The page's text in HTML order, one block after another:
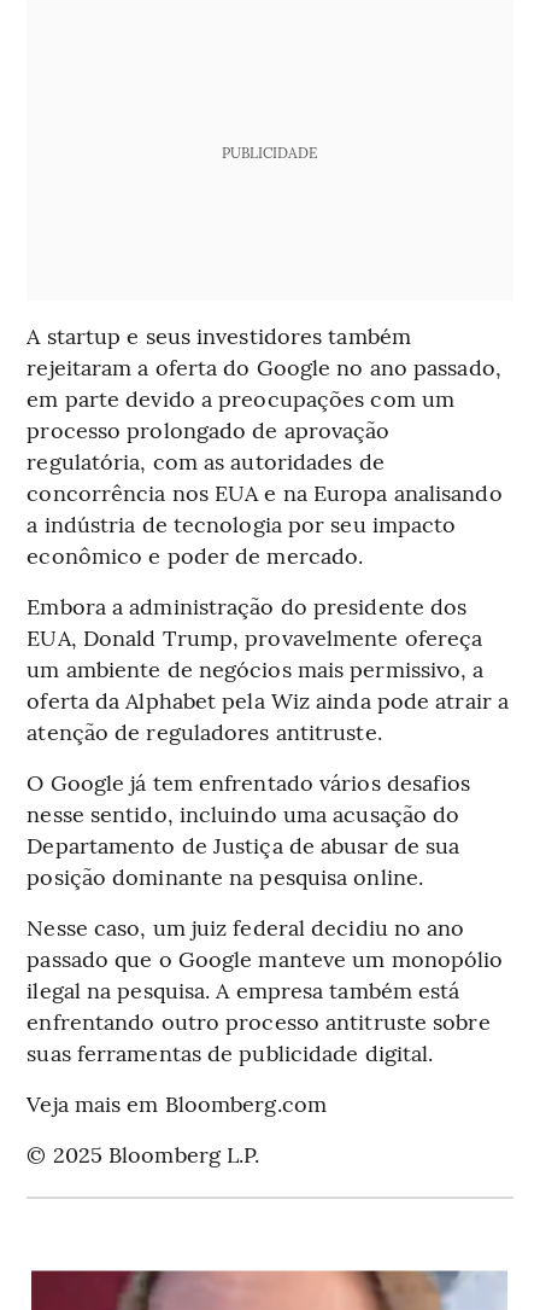
PUBLICIDADE
A startup e seus investidores também
rejeitaram a oferta do Google no ano passado,
em parte devido a preocupações com um
processo prolongado de aprovação
regulatória, com as autoridades de
concorrência nos EUA e na Europa analisando
a indústria de tecnologia por seu impacto
econômico e poder de mercado.
Embora a administração do presidente dos
EUA, Donald Trump, provavelmente ofereça
um ambiente de negócios mais permissivo, a
oferta da Alphabet pela Wiz ainda pode atrair a
atenção de reguladores antitruste.
O Google já tem enfrentado vários desafios
nesse sentido, incluindo uma acusação do
Departamento de Justiça de abusar de sua
posição dominante na pesquisa online.
Nesse caso, um juiz federal decidiu no ano
passado que o Google manteve um monopólio
ilegal na pesquisa. A empresa também está
enfrentando outro processo antitruste sobre
suas ferramentas de publicidade digital.
Veja mais em Bloomberg.com
© 2025 Bloomberg L.P.